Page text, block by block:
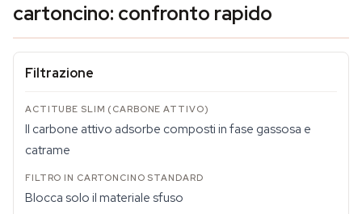
cartoncino: confronto rapido
Filtrazione
Il carbone attivo adsorbe composti in fase gassosa e
catrame
Blocca solo il materiale sfuso